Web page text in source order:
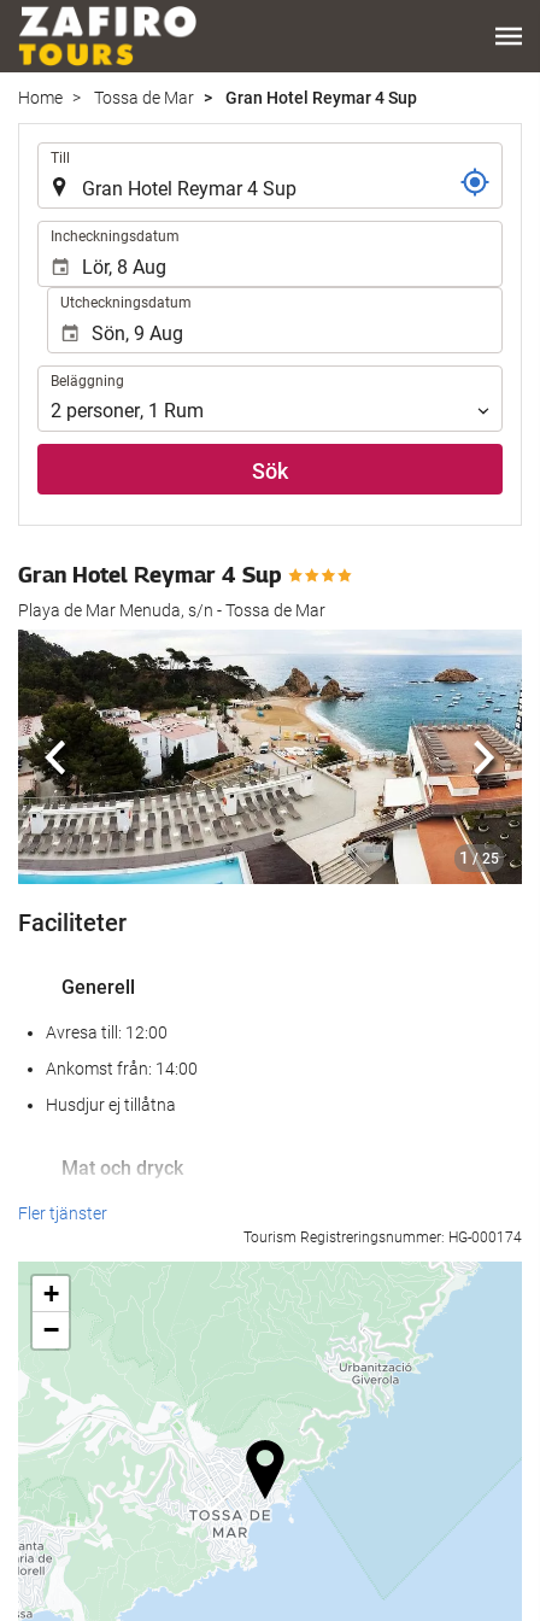
Home Tossa de Mar Gran Hotel Reymar 4 Sup
Till
Incheckningsdatum
Utcheckningsdatum
Beläggning
Beläggning
2 personer, 1 Rum
Sök
Gran Hotel Reymar 4 Sup
Playa de Mar Menuda, s/n - Tossa de Mar
1 / 25
Föregående
Faciliteter
Generell
Avresa till: 12:00
Ankomst från: 14:00
Husdjur ej tillåtna
Mat och dryck
À la carte-restaurang
Kafé på boendet
Receptionstjänster
24-timmarsreception
Bagageförvaring
Pool
Pool
parkering
Fler tjänster
Tourism Registreringsnummer: HG-000174
+
−